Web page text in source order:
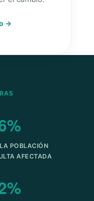
→
POBLACIÓN
AFECTADA